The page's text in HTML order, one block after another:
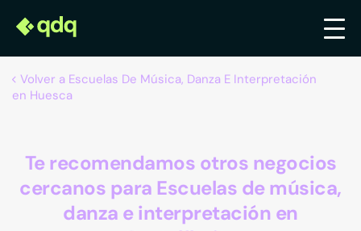
Volver a Escuelas De Música, Danza E Interpretación
en Huesca
Te recomendamos otros negocios
cercanos para Escuelas de música,
danza e interpretación en